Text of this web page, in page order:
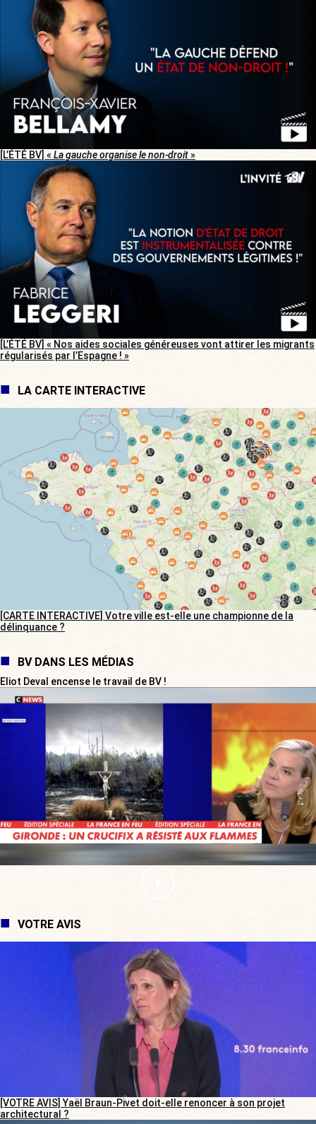
[L’ÉTÉ BV] « La gauche organise le non-droit»
[L’ÉTÉ BV] « Nos aides sociales généreuses vont attirer les migrants
régularisés par l’Espagne ! »
LA CARTE INTERACTIVE
[CARTE INTERACTIVE] Votre ville est-elle une championne de la
délinquance ?
BV DANS LES MÉDIAS
Eliot Deval encense le travail de BV !
VOTRE AVIS
[VOTRE AVIS] Yaël Braun-Pivet doit-elle renoncer à son projet
architectural ?